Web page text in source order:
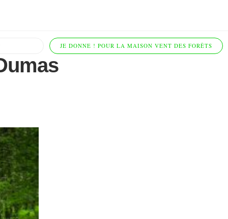
JE DONNE ! POUR LA MAISON VENT DES FORÊTS